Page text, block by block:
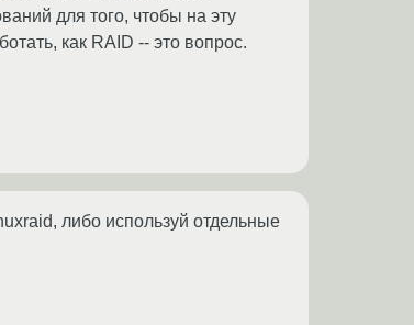
для того, чтобы на эту
как RAID -- это вопрос.
либо используй отдельные